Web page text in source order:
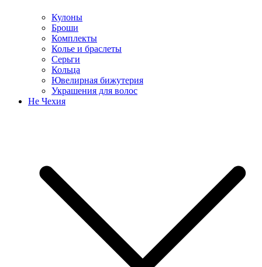
Кулоны
Броши
Комплекты
Колье и браслеты
Серьги
Кольца
Ювелирная бижутерия
Украшения для волос
Не Чехия